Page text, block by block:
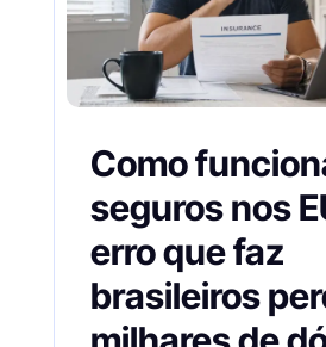
Como
seguros nos
erro que faz
brasileiros